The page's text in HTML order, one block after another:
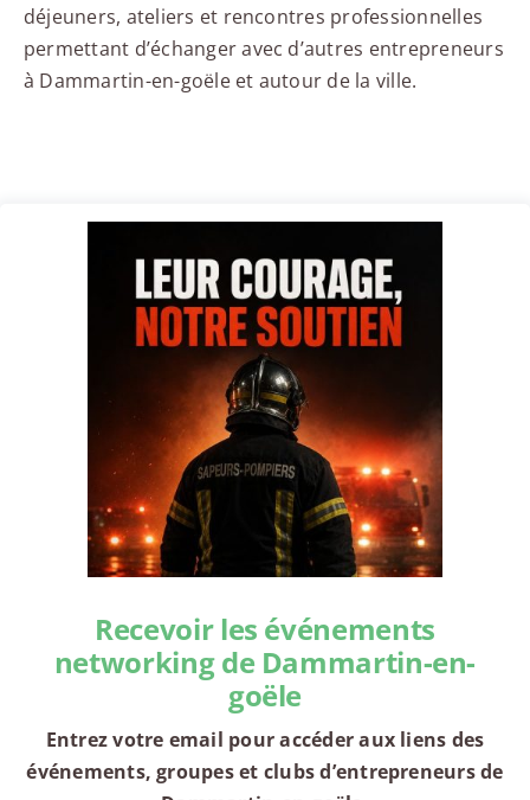
déjeuners, ateliers et rencontres professionnelles
permettant d’échanger avec d’autres entrepreneurs
à Dammartin-en-goële et autour de la ville.
Recevoir les événements
networking de Dammartin-en-
goële
Entrez votre email pour accéder aux liens des
événements, groupes et clubs d’entrepreneurs de